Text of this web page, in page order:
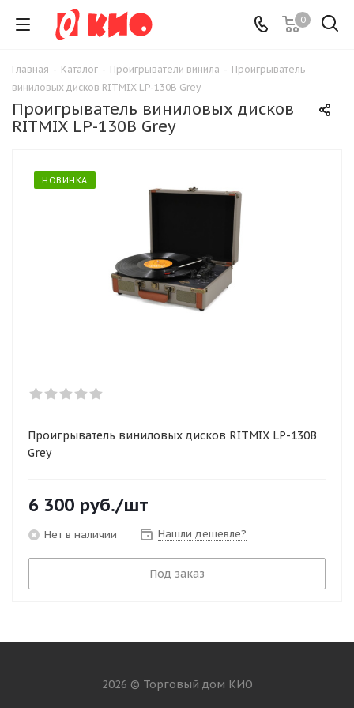
0
Главная - Каталог - Проигрыватели винила - Проигрыватель
виниловых дисков RITMIX LP-130B Grey
Проигрыватель виниловых дисков
RITMIX LP-130B Grey
НОВИНКА
Проигрыватель виниловых дисков RITMIX LP-130B
Grey
6 300 руб./шт
Нет в наличии Нашли дешевле?
Под заказ
2026 © Торговый дом КИО